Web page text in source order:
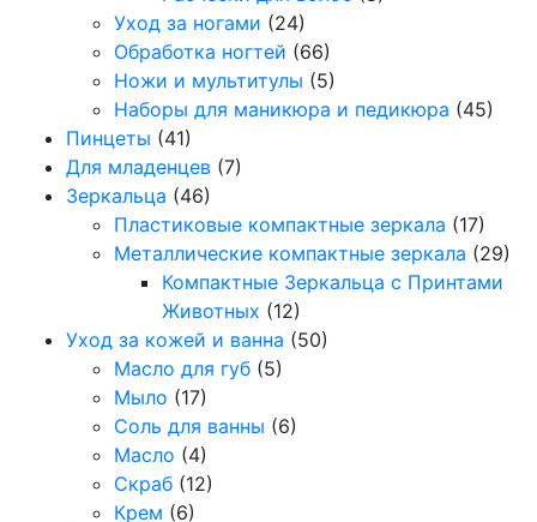
Уход за ногами (24)
Обработка ногтей (66)
Ножи и мультитулы (5)
Наборы для маникюра и педикюра (45)
Пинцеты (41)
Для младенцев (7)
Зеркальца (46)
Пластиковые компактные зеркала (17)
Металлические компактные зеркала (29)
Компактные Зеркальца с Принтами
Животных (12)
Уход за кожей и ванна (50)
Масло для губ (5)
Мыло (17)
Соль для ванны (6)
Масло (4)
Скраб (12)
Крем (6)